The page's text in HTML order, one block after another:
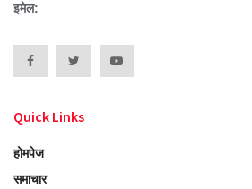
इमेल:
Quick Links
होमपेज
समाचार